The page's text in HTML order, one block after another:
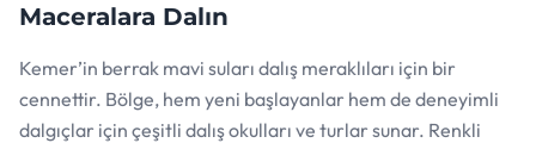
Maceralara Dalın
Kemer’in berrak mavi suları dalış meraklıları için bir
cennettir. Bölge, hem yeni başlayanlar hem de deneyimli
dalgıçlar için çeşitli dalış okulları ve turlar sunar. Renkli